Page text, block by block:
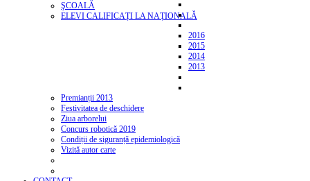
ŞCOALĂ
ELEVI CALIFICAȚI LA NAȚIONALĂ
2016
2015
2014
2013
Premianții 2013
Festivitatea de deschidere
Ziua arborelui
Concurs robotică 2019
Condiții de siguranță epidemiologică
Vizită autor carte